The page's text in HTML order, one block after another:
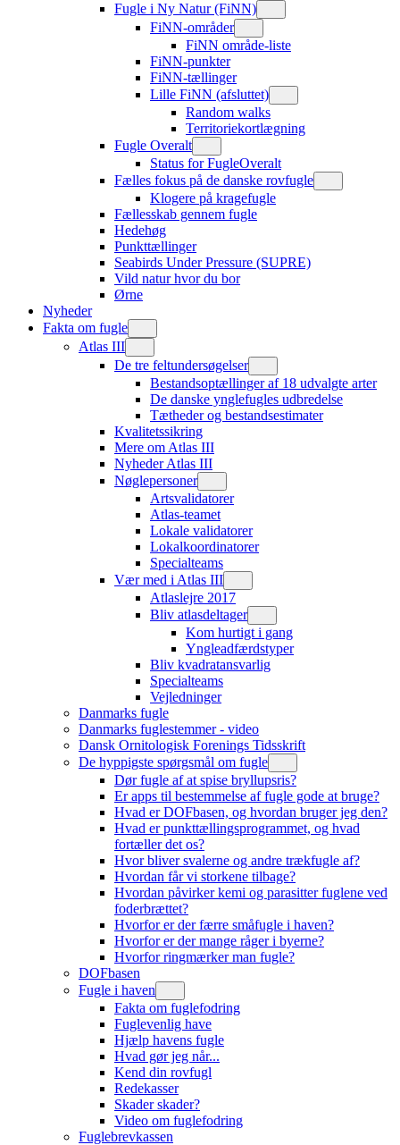
Fugle i Ny Natur (FiNN)
FiNN-områder
FiNN område-liste
FiNN-punkter
FiNN-tællinger
Lille FiNN (afsluttet)
Random walks
Territoriekortlægning
Fugle Overalt
Status for FugleOveralt
Fælles fokus på de danske rovfugle
Klogere på kragefugle
Fællesskab gennem fugle
Hedehøg
Punkttællinger
Seabirds Under Pressure (SUPRE)
Vild natur hvor du bor
Ørne
Nyheder
Fakta om fugle
Atlas III
De tre feltundersøgelser
Bestandsoptællinger af 18 udvalgte arter
De danske ynglefugles udbredelse
Tætheder og bestandsestimater
Kvalitetssikring
Mere om Atlas III
Nyheder Atlas III
Nøglepersoner
Artsvalidatorer
Atlas-teamet
Lokale validatorer
Lokalkoordinatorer
Specialteams
Vær med i Atlas III
Atlaslejre 2017
Bliv atlasdeltager
Kom hurtigt i gang
Yngleadfærdstyper
Bliv kvadratansvarlig
Specialteams
Vejledninger
Danmarks fugle
Danmarks fuglestemmer - video
Dansk Ornitologisk Forenings Tidsskrift
De hyppigste spørgsmål om fugle
Dør fugle af at spise bryllupsris?
Er apps til bestemmelse af fugle gode at bruge?
Hvad er DOFbasen, og hvordan bruger jeg den?
Hvad er punkttællingsprogrammet, og hvad
fortæller det os?
Hvor bliver svalerne og andre trækfugle af?
Hvordan får vi storkene tilbage?
Hvordan påvirker kemi og parasitter fuglene ved
foderbrættet?
Hvorfor er der færre småfugle i haven?
Hvorfor er der mange råger i byerne?
Hvorfor ringmærker man fugle?
DOFbasen
Fugle i haven
Fakta om fuglefodring
Fuglevenlig have
Hjælp havens fugle
Hvad gør jeg når...
Kend din rovfugl
Redekasser
Skader skader?
Video om fuglefodring
Fuglebrevkassen